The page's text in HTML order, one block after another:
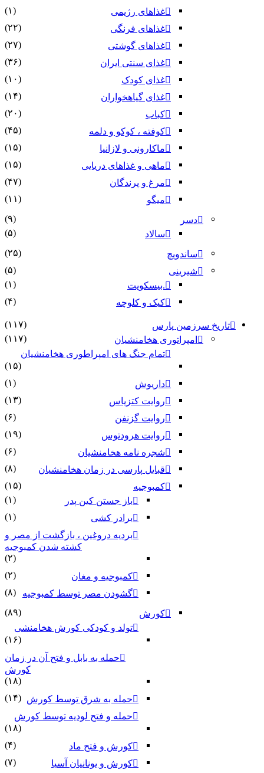
غذاهای رژیمی
(۱)
غذاهای فرنگی
(۲۲)
غذاهای گوشتی
(۲۷)
غذای سنتی ایران
(۳۶)
غذای کودک
(۱۰)
غذای گیاهخواران
(۱۴)
کباب
(۲۰)
کوفته ، کوکو و دلمه
(۴۵)
ماکارونی و لازانیا
(۱۵)
ماهی و غذاهای دریایی
(۱۵)
مرغ و پرندگان
(۴۷)
میگو
(۱۱)
دسر
(۹)
سالاد
(۵)
ساندویچ
(۲۵)
شیرینی
(۵)
.بیسکویت
(۱)
کیک و کلوچه
(۴)
تاریخ سرزمین پارس
(۱۱۷)
امپراتوری هخامنشیان
(۱۱۷)
تمام جنگ های امپراطوری هخامنشیان
(۱۵)
داریوش
(۱)
روایت کتزیاس
(۱۳)
روایت گزنفن
(۶)
روایت هرودتوس
(۱۹)
شجره نامه هخامنشیان
(۶)
قبایل پارسی در زمان هخامنشیان
(۸)
کمبوجیه
(۱۵)
باز جستن کین پدر
(۱)
برادر کشی
(۱)
بردیه دروغین ، بازگشت از مصر و
کشته شدن کمبوجیه
(۲)
کمبوجیه و مغان
(۲)
گشودن مصر توسط کمبوجیه
(۸)
کورش
(۸۹)
تولد و کودکی کورش هخامنشی
(۱۶)
حمله به بابل و فتح آن در زمان
کورش
(۱۸)
حمله به شرق توسط کورش (۱۴)
حمله و فتح لودیه توسط کورش
(۱۸)
کورش و فتح ماد
(۴)
کورش و یونانیان آسیا
(۷)